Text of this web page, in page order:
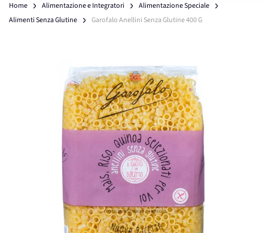
Home Alimentazione e Integratori
Alimentazione Speciale
Alimenti Senza Glutine
Garofalo Anellini Senza Glutine 400 G